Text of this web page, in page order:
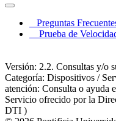
Preguntas
Prueba de
Versión: 2.2. Consultas y/o
Categoría: Dispositivos /
atención: Consulta o ayuda
Servicio ofrecido por la
DTI )